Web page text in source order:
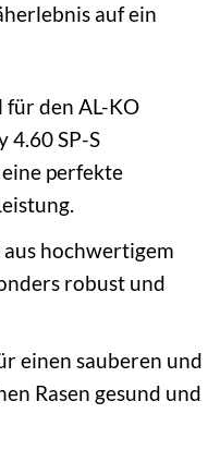
auf ein
für den AL-KO
4.60 SP-S
perfekte
hochwertigem
robust und
einen sauberen und
Rasen gesund und